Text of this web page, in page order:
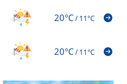
20°C/11°C
20°C/11°C